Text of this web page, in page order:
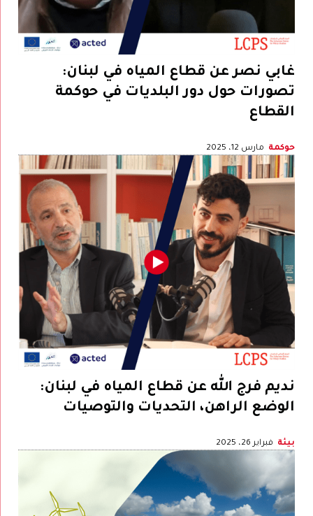
غابي نصر عن قطاع المياه في لبنان:
تصورات حول دور البلديات في حوكمة
القطاع
حوكمة مارس 12، 2025
نديم فرج الله عن قطاع المياه في لبنان:
الوضع الراهن، التحديات والتوصيات
بيئة فبراير 26، 2025